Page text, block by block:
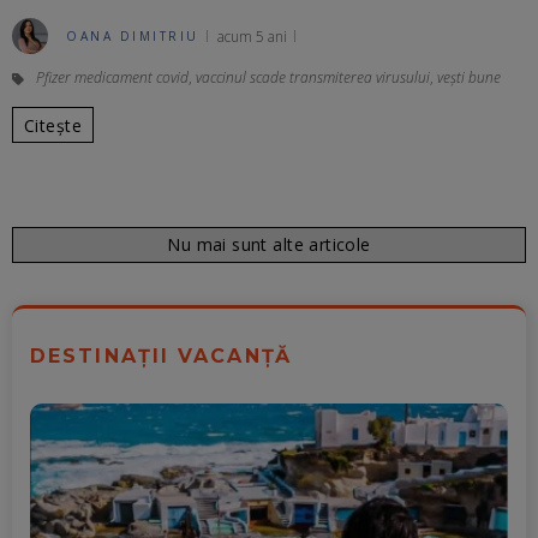
OANA DIMITRIU acum 5 ani
Pfizer medicament covid, vaccinul scade transmiterea virusului, vești bune
Citește
Nu mai sunt alte articole
DESTINAȚII VACANȚĂ